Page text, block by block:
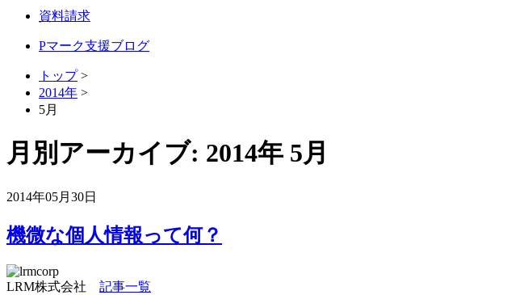
資料請求
Pマーク支援ブログ
トップ>
2014年 >
5月
月別アーカイブ: 2014年 5月
2014年05月30日
機微な個人情報って何？
LRM株式会社 記事一覧